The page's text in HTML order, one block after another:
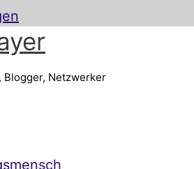
Blogger, Netzwerker